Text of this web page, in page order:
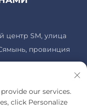
центр SM, улица
провинция
our services.
click Personalize